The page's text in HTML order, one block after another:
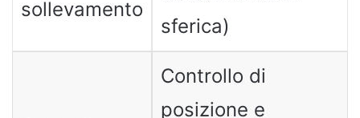
sollevamento
sferica)
Controllo di
posizione e